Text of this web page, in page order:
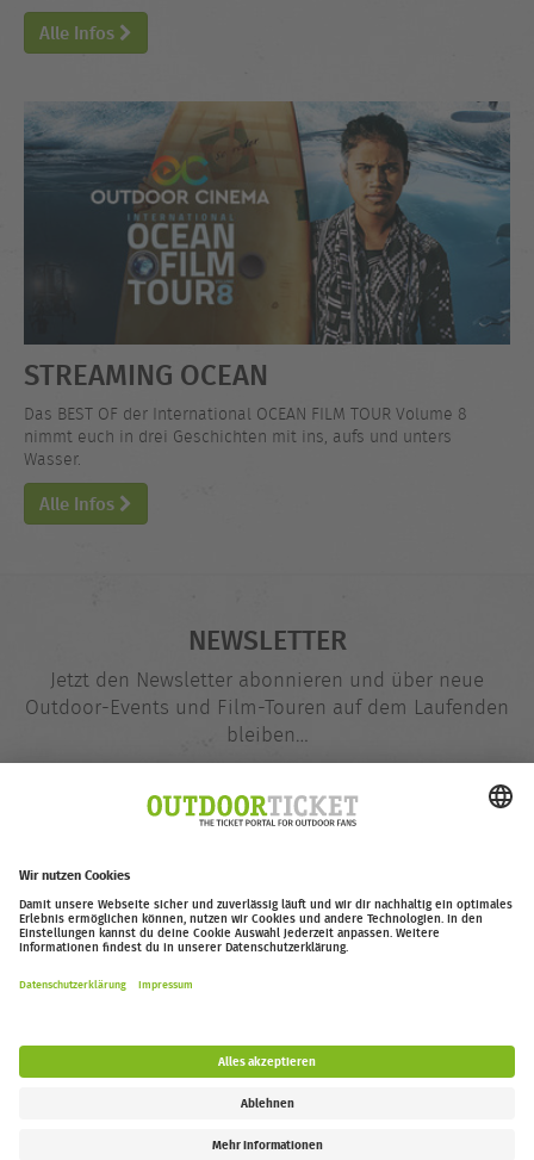
Alle Infos
STREAMING OCEAN
Das BEST OF der International OCEAN FILM TOUR Volume 8
nimmt euch in drei Geschichten mit ins, aufs und unters
Wasser.
Alle Infos
NEWSLETTER
Jetzt den Newsletter abonnieren und über neue
Outdoor-Events und Film-Touren auf dem Laufenden
bleiben…
Mail-
Adresse
outdoor-ticket.net– Ein Projekt von
Barrierefreiheitserklärung
Follow us: